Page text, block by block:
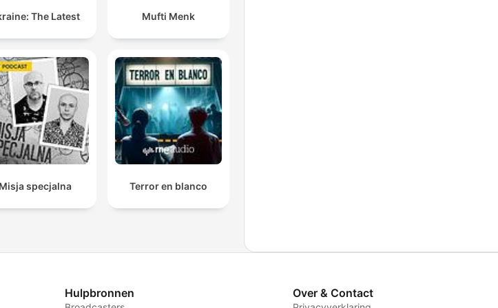
The Latest Mufti Menk
Misja specjalna Terror en blanco
Hulpbronnen Over & Contact